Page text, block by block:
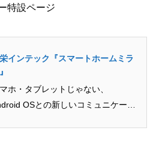
特設ページ
インテック『スマートホームミラ
ホ・タブレットじゃない、
OSとの新しいコミュニケーシ